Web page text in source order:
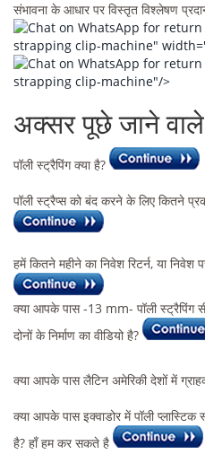
संभावना के आधार पर विस्तृत विश्लेषण
for return
strapping clip-machine"
for return
strapping clip-machine"/>
अक्सर पूछे जाने
पॉली स्ट्रैपिंग क्या है?
पॉली स्ट्रैप्स को बंद करने के लिए कितने
हमें कितने महीने का निवेश रिटर्न, या निवेश
क्या आपके पास -13 mm- पॉली स्ट्रैपिंग
दोनों के निर्माण का वीडियो है?
क्या आपके पास लैटिन अमेरिकी देशों में
क्या आपके पास इक्वाडोर में पॉली प्लास्टिक
है? हाँ हम कर सकते है